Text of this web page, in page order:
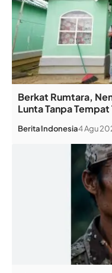
Berkat Rumtara,
Lunta Tanpa
BeritaIndonesia4 Agu